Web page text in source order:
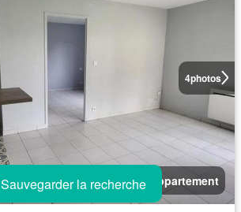
4photos
Appartement
Sauvegarder la recherche